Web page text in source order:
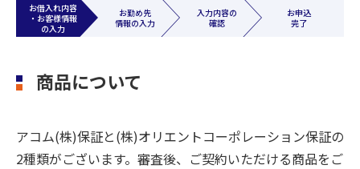
お借入れ内容
・お客様情報
の入力
お勤め先
情報の入力
入力内容の
確認
お申込
完了
商品について
アコム(株)保証と(株)オリエントコーポレーション保証の
2種類がございます。審査後、ご契約いただける商品をご